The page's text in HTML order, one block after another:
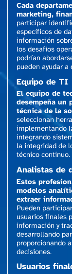
Cada
marketing,
participar
específicos de
información
los desafíos
podrían
pueden ayudar
Equipo de TI
El equipo de
desempeña un
técnica de la
seleccionan
implementando
integrando
la integridad de
técnico continuo.
Analistas de
Estos
modelos
extraer
Pueden
usuarios finales
información y
desarrollando
proporcionando
decisiones.
Usuarios